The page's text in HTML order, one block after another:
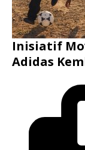
Inisiatif
Adidas